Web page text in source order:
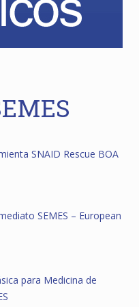
SNAID Rescue BOA
SEMES – European
para Medicina de